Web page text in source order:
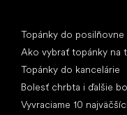
Topánky do posilňovne
Ako vybrať topánky na
Topánky do kancelárie
Bolesť chrbta i ďalšie
Vyvraciame 10